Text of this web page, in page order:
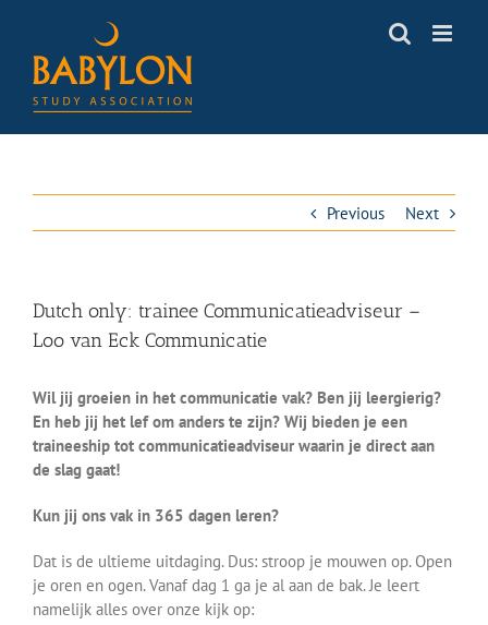
content
Previous Next
Dutch only: trainee Communicatieadviseur –
Loo van Eck Communicatie
Wil jij groeien in het communicatie vak? Ben jij leergierig?
En heb jij het lef om anders te zijn? Wij bieden je een
traineeship tot communicatieadviseur waarin je direct aan
de slag gaat!
Kun jij ons vak in 365 dagen leren?
Dat is de ultieme uitdaging. Dus: stroop je mouwen op. Open
je oren en ogen. Vanaf dag 1 ga je al aan de bak. Je leert
namelijk alles over onze kijk op: